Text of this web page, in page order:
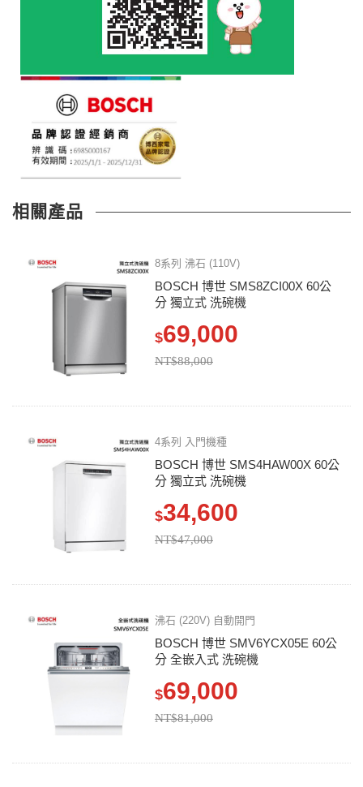
相關產品
8系列 沸石 (110V)
BOSCH 博世 SMS8ZCI00X 60公
分 獨立式 洗碗機
$69,000
NT$88,000
4系列 入門機種
BOSCH 博世 SMS4HAW00X 60公
分 獨立式 洗碗機
$34,600
NT$47,000
沸石 (220V) 自動開門
BOSCH 博世 SMV6YCX05E 60公
分 全嵌入式 洗碗機
$69,000
NT$81,000